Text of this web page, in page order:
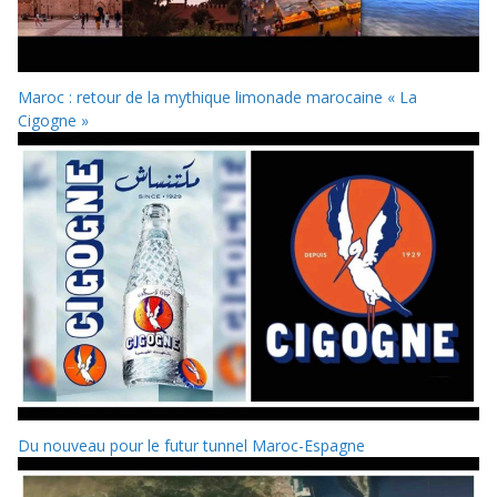
Maroc : retour de la mythique limonade marocaine « La
Cigogne »
Du nouveau pour le futur tunnel Maroc-Espagne